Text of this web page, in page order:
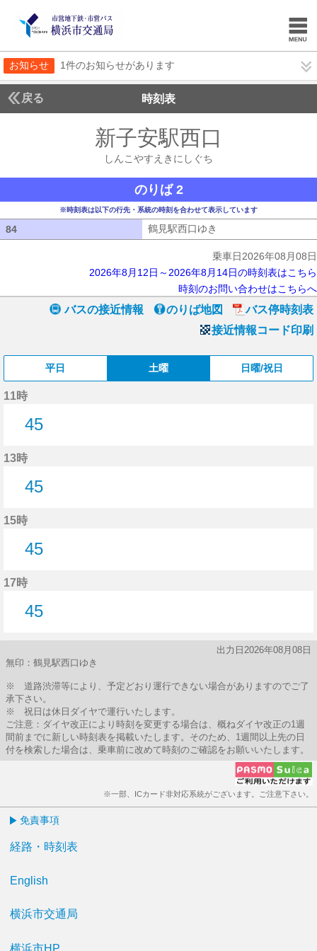
お知らせ 1件のお知らせがあります
戻る 時刻表
新子安駅西口
しんこやすえきにしぐち
のりば 2
※時刻表は以下の行先・系統の時刻を合わせて表示しています
84 鶴見駅西口ゆき
乗車日2026年08月08日
2026年8月12日～2026年8月14日の時刻表はこちら
時刻のお問い合わせはこちらへ
バスの接近情報 のりば地図
バス停時刻表
接近情報コード印刷
平日 土曜 日曜/祝日
11時
45
13時
45
15時
45
17時
45
出力日2026年08月08日
無印：鶴見駅西口ゆき
※ 道路渋滞等により、予定どおり運行できない場合がありますのでご了
承下さい。
※ 祝日は休日ダイヤで運行いたします。
ご注意：ダイヤ改正により時刻を変更する場合は、概ねダイヤ改正の1週
間前までに新しい時刻表を掲載いたします。そのため、1週間以上先の日
付を検索した場合は、乗車前に改めて時刻のご確認をお願いいたします。
※一部、ICカード非対応系統がございます。ご注意下さい。
免責事項
経路・時刻表
English
横浜市交通局
横浜市HP